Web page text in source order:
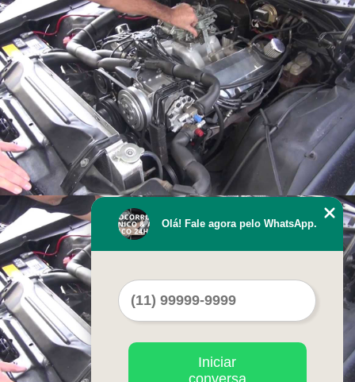
Olá! Fale agora pelo WhatsApp.
Iniciar
conversa